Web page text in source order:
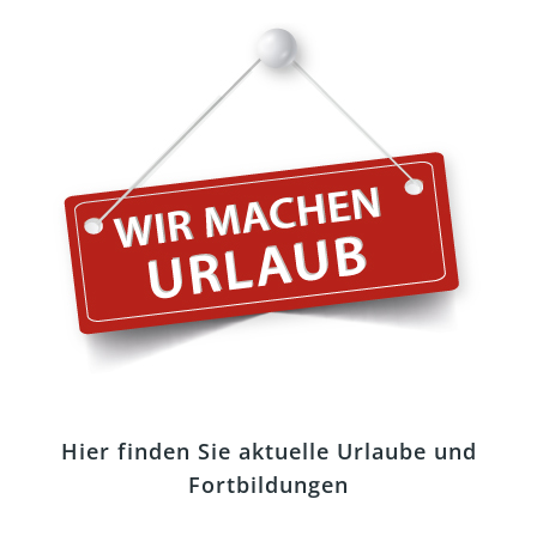
Hier finden Sie aktuelle Urlaube und
Fortbildungen